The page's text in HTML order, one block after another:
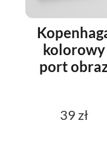
kolorowy
port
39 zł